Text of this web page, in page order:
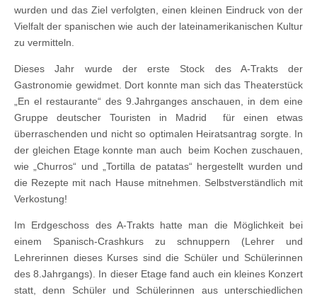
wurden und das Ziel verfolgten, einen kleinen Eindruck von der
Vielfalt der spanischen wie auch der lateinamerikanischen Kultur
zu vermitteln.
Dieses Jahr wurde der erste Stock des A-Trakts der
Gastronomie gewidmet. Dort konnte man sich das Theaterstück
„En el restaurante“ des 9.Jahrganges anschauen, in dem eine
Gruppe deutscher Touristen in Madrid für einen etwas
überraschenden und nicht so optimalen Heiratsantrag sorgte. In
der gleichen Etage konnte man auch beim Kochen zuschauen,
wie „Churros“ und „Tortilla de patatas“ hergestellt wurden und
die Rezepte mit nach Hause mitnehmen. Selbstverständlich mit
Verkostung!
Im Erdgeschoss des A-Trakts hatte man die Möglichkeit bei
einem Spanisch-Crashkurs zu schnuppern (Lehrer und
Lehrerinnen dieses Kurses sind die Schüler und Schülerinnen
des 8.Jahrgangs). In dieser Etage fand auch ein kleines Konzert
statt, denn Schüler und Schülerinnen aus unterschiedlichen